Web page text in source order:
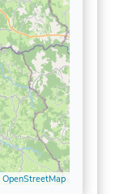
OpenStreetMap